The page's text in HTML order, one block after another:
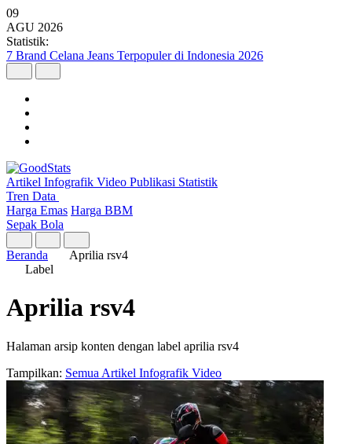
09
AGU 2026
Statistik:
7 Brand Celana Jeans Terpopuler di Indonesia 2026
Artikel Infografik Video Publikasi Statistik
Tren Data
Harga Emas Harga BBM
Sepak Bola
Beranda
Aprilia rsv4
Label
Aprilia rsv4
Halaman arsip konten dengan label aprilia rsv4
Tampilkan: Semua Artikel Infografik Video